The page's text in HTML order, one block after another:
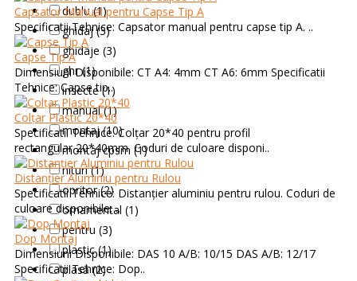
dublu (1)
ghidaj (3)
ghidaje (3)
ghr (1)
insecte (1)
manual (1)
montaj (10)
montaj cpsm (1)
nituri (1)
opritor (2)
ornamental (1)
pentru (3)
plastic (1)
plasă (2)
Capsator Manual pentru Capse Tip A
Specificatii Tehnice: Capsator manual pentru capse tip A. ..
Capse Tip A
Dimensiuni Disponibile: CT A4: 4mm CT A6: 6mm Specificatii
Tehnice: Capse tip..
Colțar Plastic 20*40
Specificatii Tehnice: Colțar 20*40 pentru profil
rectangular 20*40mm. Coduri de culoare disponi..
Distanțier Aluminiu pentru Rulou
Specificatii Tehnice: Distanțier aluminiu pentru rulou. Coduri de
culoare disponibile: ..
Dop Montaj
Dimensiuni Disponibile: DAS 10 A/B: 10/15 DAS A/B: 12/17
Specificatii Tehnice: Dop..